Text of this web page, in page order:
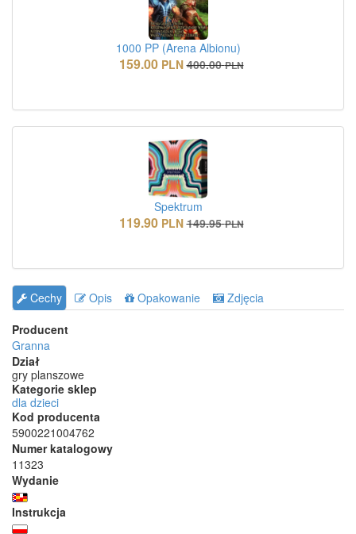
1000 PP (Arena Albionu)
159.00 PLN 400.00 PLN
Spektrum
119.90 PLN 149.95 PLN
Cechy Opis Opakowanie
Zdjęcia
Producent
Granna
Dział
gry planszowe
Kategorie sklep
dla dzieci
Kod producenta
5900221004762
Numer katalogowy
11323
Wydanie
Instrukcja